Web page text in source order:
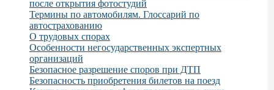
после открытия фотостудий
Термины по автомобилям. Глоссарий по
автострахованию
О трудовых спорах
Особенности негосударственных экспертных
организаций
Безопасное разрешение споров при ДТП
Безопасность приобретения билетов на поезд